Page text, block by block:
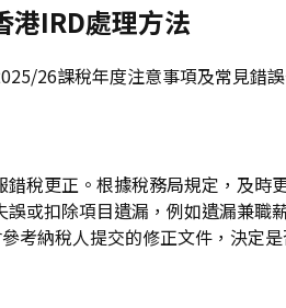
港IRD處理方法
26課稅年度注意事項及常見錯
稅更正。根據稅務局規定，及
或扣除項目遺漏，例如遺漏兼
考納稅人提交的修正文件，決定是